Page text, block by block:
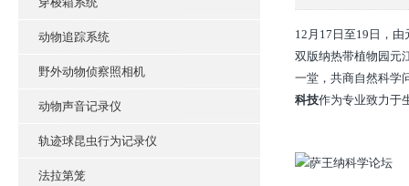
动物追踪系统
野外动物侦察照相机
动物声音记录仪
轨迹球昆虫行为记录仪
法拉第笼
12月17日至19日，
双版纳热带植物园元
一堂，共商自然科学
科技作为专业致力于